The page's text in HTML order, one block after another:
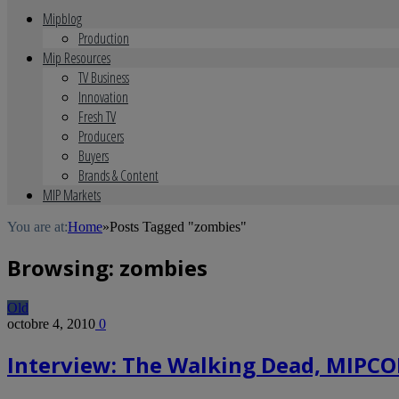
Mipblog
Production
Mip Resources
TV Business
Innovation
Fresh TV
Producers
Buyers
Brands & Content
MIP Markets
You are at:Home»Posts Tagged "zombies"
Browsing: zombies
Old
octobre 4, 2010 0
Interview: The Walking Dead,